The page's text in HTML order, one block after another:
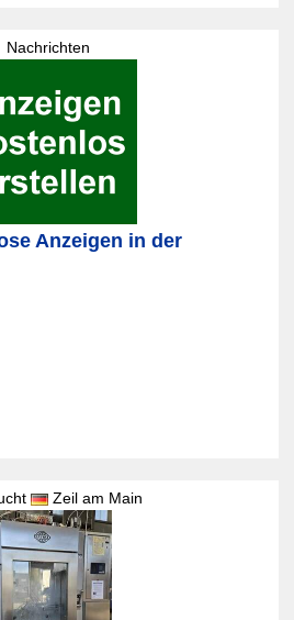
Nachrichten
Anzeigen in der
Zeil am Main